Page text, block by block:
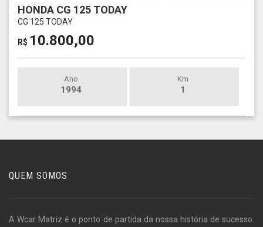
HONDA CG 125 TODAY
CG 125 TODAY
R$ 10.800,00
Ano
1994
Km
1
QUEM SOMOS
A Wcar Matriz é o ponto de partida da nossa história de sucesso.